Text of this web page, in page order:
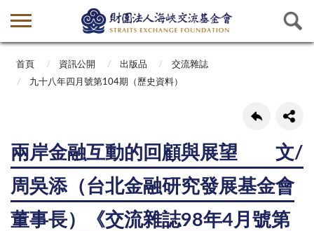
首頁 資訊公開 出版品
交流雜誌
九十八年四月號第104期（歷史資料）
兩岸金融互動的回顧與展望 文/
周吳添（台北金融研究發展基金會
董事長）《交流雜誌98年4月號第